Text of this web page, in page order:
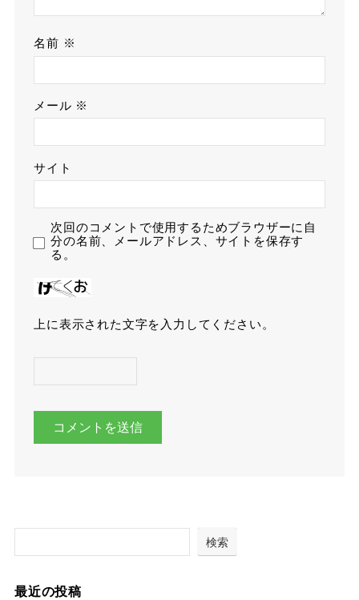
名前 ※
メール ※
サイト
次回のコメントで使用するためブラウザーに自
分の名前、メールアドレス、サイトを保存す
る。
上に表示された文字を入力してください。
検索
最近の投稿